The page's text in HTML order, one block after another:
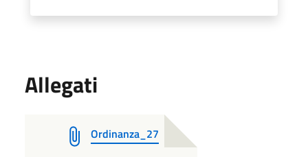
Allegati
Ordinanza_27